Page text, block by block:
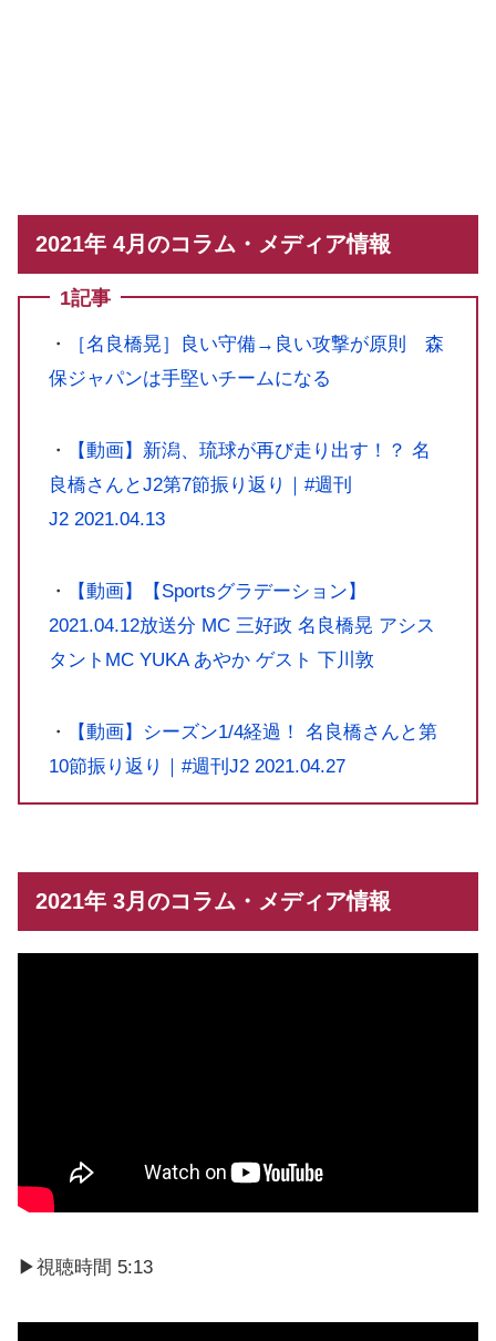
2021年 4月のコラム・メディア情報
1記事
・
［名良橋晃］良い守備→良い攻撃が原則 森
保ジャパンは手堅いチームになる
・
【動画】新潟、琉球が再び走り出す！？ 名
良橋さんとJ2第7節振り返り｜#週刊
J2 2021.04.13
・
【動画】【‪‎Sportsグラデーション】
2021.04.12放送分 MC 三好政 名良橋晃 アシス
タントMC YUKA あやか ゲスト 下川敦
・
【動画】シーズン1/4経過！ 名良橋さんと第
10節振り返り｜#週刊J2 2021.04.27
2021年 3月のコラム・メディア情報
▶︎視聴時間 5:13